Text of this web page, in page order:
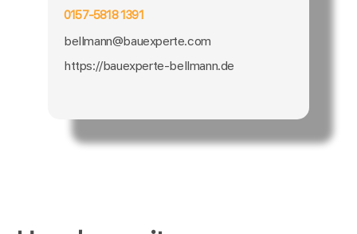
0157-5818 1391
bellmann@bauexperte.com
https://bauexperte-bellmann.de